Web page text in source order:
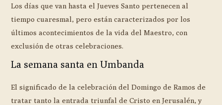
Los días que van hasta el Jueves Santo pertenecen al
tiempo cuaresmal, pero están caracterizados por los
últimos acontecimientos de la vida del Maestro, con
exclusión de otras celebraciones.
La semana santa en Umbanda
El significado de la celebración del Domingo de Ramos de
tratar tanto la entrada triunfal de Cristo en Jerusalén, y